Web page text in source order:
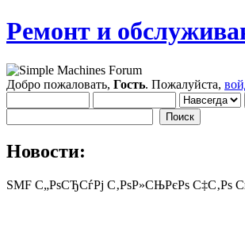
Ремонт и
Добро пожаловать, Гость. Пожалуйста,
Новости:
SMF С„РѕСЂСѓРј С‚РѕР»СЊРєРѕ С‡С‚Рѕ